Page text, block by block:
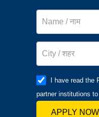
I have read
partner institutions
APPLY NOW